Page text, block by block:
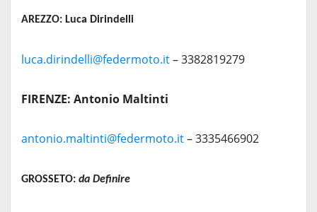
AREZZO: Luca Dirindelli
luca.dirindelli@federmoto.it– 3382819279
FIRENZE: Antonio Maltinti
antonio.maltinti@federmoto.it– 3335466902
GROSSETO: da Definire